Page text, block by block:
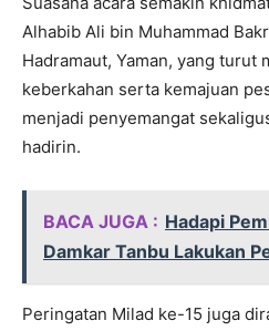
Alhabib Ali bin Muhammad
Hadramaut, Yaman, yang turut
keberkahan serta kemajuan
menjadi penyemangat
hadirin.
BACA JUGA : Hadapi
Damkar Tanbu Lakukan
Peringatan Milad ke-15 juga